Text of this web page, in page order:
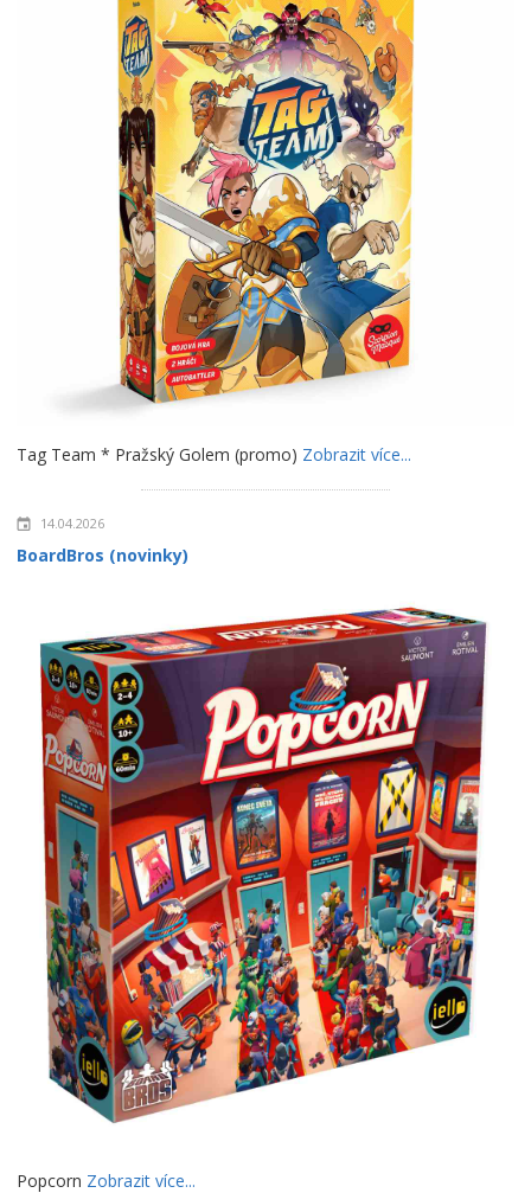
Tag Team * Pražský Golem (promo) Zobrazit více...
14.04.2026
BoardBros (novinky)
Popcorn Zobrazit více...